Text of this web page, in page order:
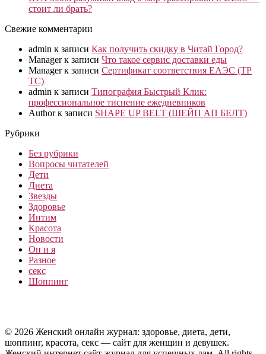
стоит ли брать?
Свежие комментарии
admin к записи Как получить скидку в Читай Город?
Managerк записи Что такое сервис доставки еды
Managerк записи Сертификат соответствия ЕАЭС (ТР
ТС)
admin к записи Типография Быстрый Клик:
профессиональное тиснение ежедневников
Authorк записи SHAPE UP BELT (ШЕЙП АП БЕЛТ)
Рубрики
Без рубрики
Вопросы читателей
Дети
Диета
Звезды
Здоровье
Интим
Красота
Новости
Он и я
Разное
секс
Шоппинг
© 2026 Женский онлайн журнал: здоровье, диета, дети,
шоппинг, красота, секс — сайт для женщин и девушек.